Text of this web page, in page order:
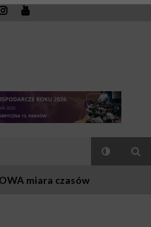
Monitor
Rynkowy
miara czasów